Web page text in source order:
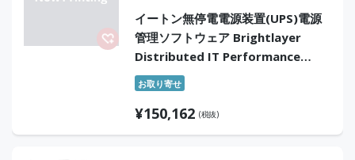
イートン無停電電源装置(UPS)電源
管理ソフトウェア Brightlayer
Distributed IT Performance
Management Essential Device
License-Perpetual 10 nodes
お取り寄せ
¥150,162 (税抜)